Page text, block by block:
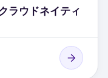
ラウドネイティ